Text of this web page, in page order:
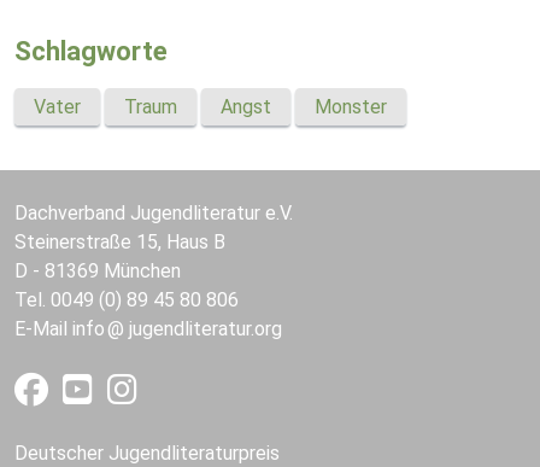
Schlagworte
Vater Traum Angst Monster
Dachverband Jugendliteratur e.V.
Steinerstraße 15, Haus B
D - 81369 München
Tel. 0049 (0) 89 45 80 806
E-Mail info jugendliteratur.org
Deutscher Jugendliteraturpreis